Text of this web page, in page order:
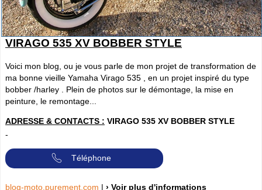
VIRAGO 535 XV BOBBER STYLE
Voici mon blog, ou je vous parle de mon projet de transformation de
ma bonne vieille Yamaha Virago 535 , en un projet inspiré du type
bobber /harley . Plein de photos sur le démontage, la mise en
peinture, le remontage...
ADRESSE & CONTACTS : VIRAGO 535 XV BOBBER STYLE
-
Téléphone
blog-moto.purement.com | › Voir plus d'informations